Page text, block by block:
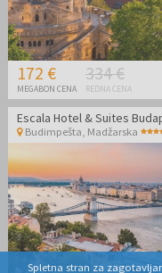
172 €
MEGABON CENA
334 €
REDNA CENA
Budimpešta Madžarska
Spletna stran za